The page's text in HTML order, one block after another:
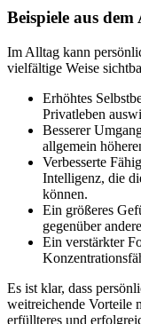
Beispiele aus
Im Alltag kann
vielfältige Weise
Erhöhtes
Privatleben
Besserer
allgemein
Verbesserte
Intelligenz, die
können.
Ein größeres
gegenüber
Ein verstärkter
Es ist klar, dass
weitreichende Vorteile
erfüllteres und